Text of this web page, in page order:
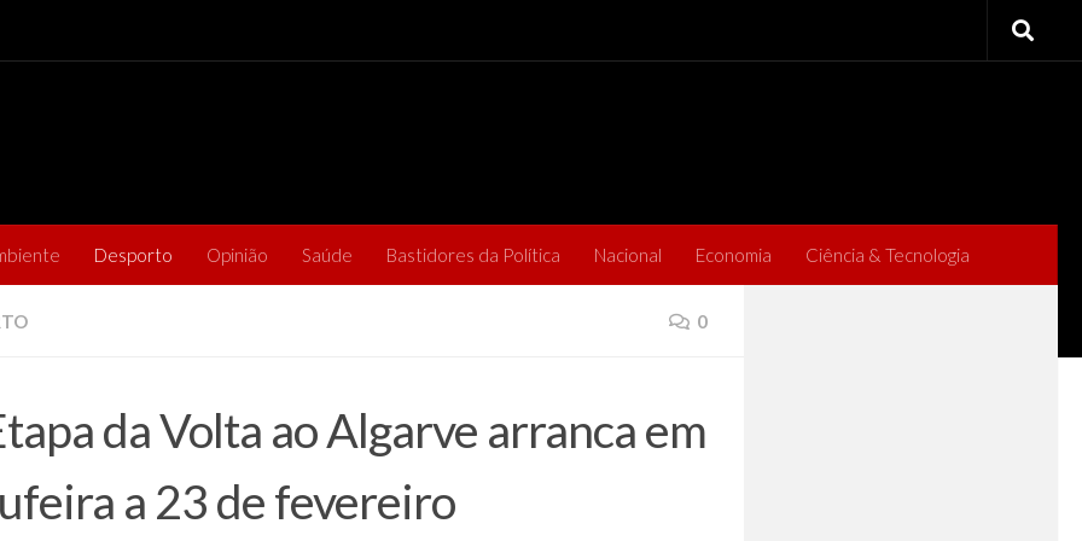
Desporto Opinião Saúde Bastidores da Política Nacional Economia Ciência & Tecnologia
0
da Volta ao Algarve arranca em
a 23 de fevereiro